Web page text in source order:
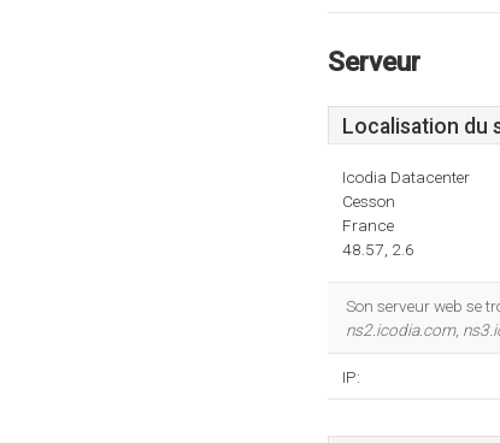
Serveur
Localisation du
Icodia Datacenter
Cesson
France
48.57, 2.6
Son serveur web se
ns2.icodia.com,
IP: